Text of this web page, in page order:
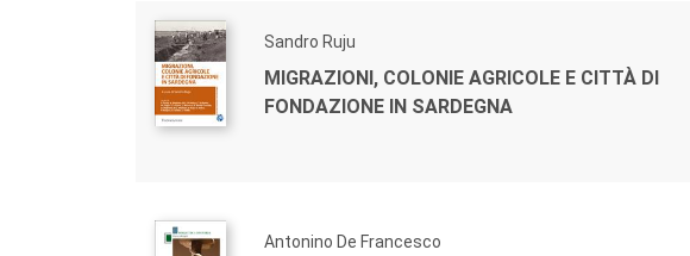
Sandro Ruju
MIGRAZIONI, COLONIE AGRICOLE E CITTÀ DI
FONDAZIONE IN SARDEGNA
Antonino De Francesco